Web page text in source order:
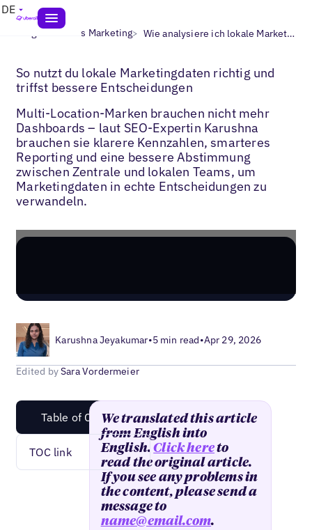
DE
Blogs> Lokales Marketing> Wie analysiere ich lokale Marketingdaten?
So nutzt du lokale Marketingdaten richtig und
triffst bessere Entscheidungen
Multi-Location-Marken brauchen nicht mehr
Dashboards – laut SEO-Expertin Karushna
brauchen sie klarere Kennzahlen, smarteres
Reporting und eine bessere Abstimmung
zwischen Zentrale und lokalen Teams, um
Marketingdaten in echte Entscheidungen zu
verwandeln.
Karushna Jeyakumar•5 min read•Apr 29, 2026
Edited bySara Vordermeier
Table of Content
TOC link
We translated this article
from English into
English.Click hereto
read the original article.
If you see any problems in
the content, please send a
message to
name@email.com.